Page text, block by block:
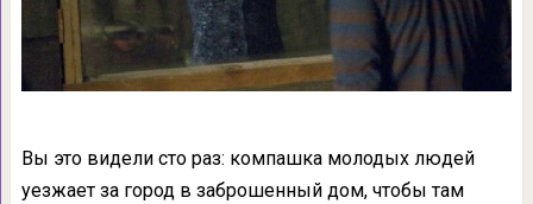
Вы это видели сто раз: компашка молодых людей
уезжает за город в заброшенный дом, чтобы там